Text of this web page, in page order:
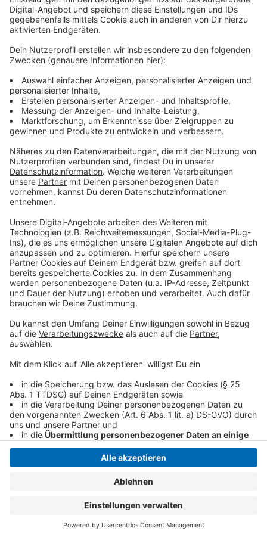
Vorstellen brauchen wir ihn euch nicht. Seit 2003
treibt Jürgen Bangert nun als "Elvis Eifel" seine Späße
am Telefon mit seinen Hörerinnen und Hörern im Radio.
wenn auch nicht immer. Und weil ihr nicht genug von
ihm bekommen könnt, ist Elvis nun unter die Podcaster
gegangen. Somit steht euch Elvis rund um die Uhr zur
Verfügung. Hier bekommt Ihr außerdem den
Version. Elvis wird sich mit Kollegen und ehemaligen
"Opfern" über die Telefonate aus den letzten zwei
Jahrzehnten unterhalten. Wir erfahren auch, wie es ihm
dabei ergangen ist und wobei er selbst mal ins
Schleudern gekommen ist. Viel Spaß beim Zuhören und
bitte nicht erschrecken, wenn dabei das Telefon
klingelt. Es muss ja nicht unbedingt Elvis Eifel dran
sein.
Anzeige
Anzeige
Anzeige